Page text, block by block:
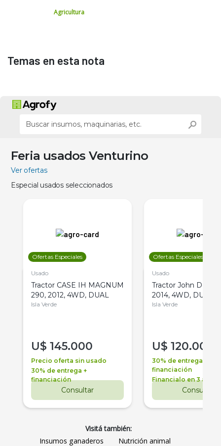
Agricultura
Temas en esta nota
Feria usados Venturino
Ver ofertas
Especial usados seleccionados
Ofertas Especiales
Usado
Tractor CASE IH MAGNUM
290, 2012, 4WD, DUAL
Isla Verde
U$ 145.000
Precio oferta sin usado
30% de entrega +
financiación
Consultar
Ofertas Especiales
Usado
Tractor John Deere
2014, 4WD, DUAL
Isla Verde
U$ 120.000
30% de entrega +
financiación
Financialo en 3 años
Consultar
Visitá también:
Insumos ganaderos
Nutrición animal